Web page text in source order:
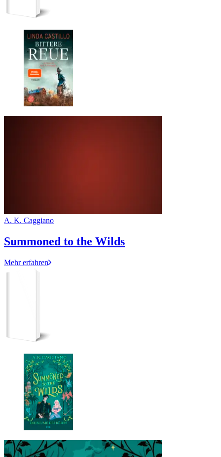
A. K. Caggiano
Summoned to the Wilds
Mehr erfahren